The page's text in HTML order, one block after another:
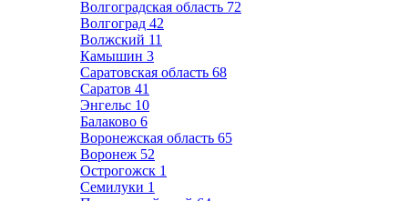
Волгоградская область 72
Волгоград 42
Волжский 11
Камышин 3
Саратовская область 68
Саратов 41
Энгельс 10
Балаково 6
Воронежская область 65
Воронеж 52
Острогожск 1
Семилуки 1